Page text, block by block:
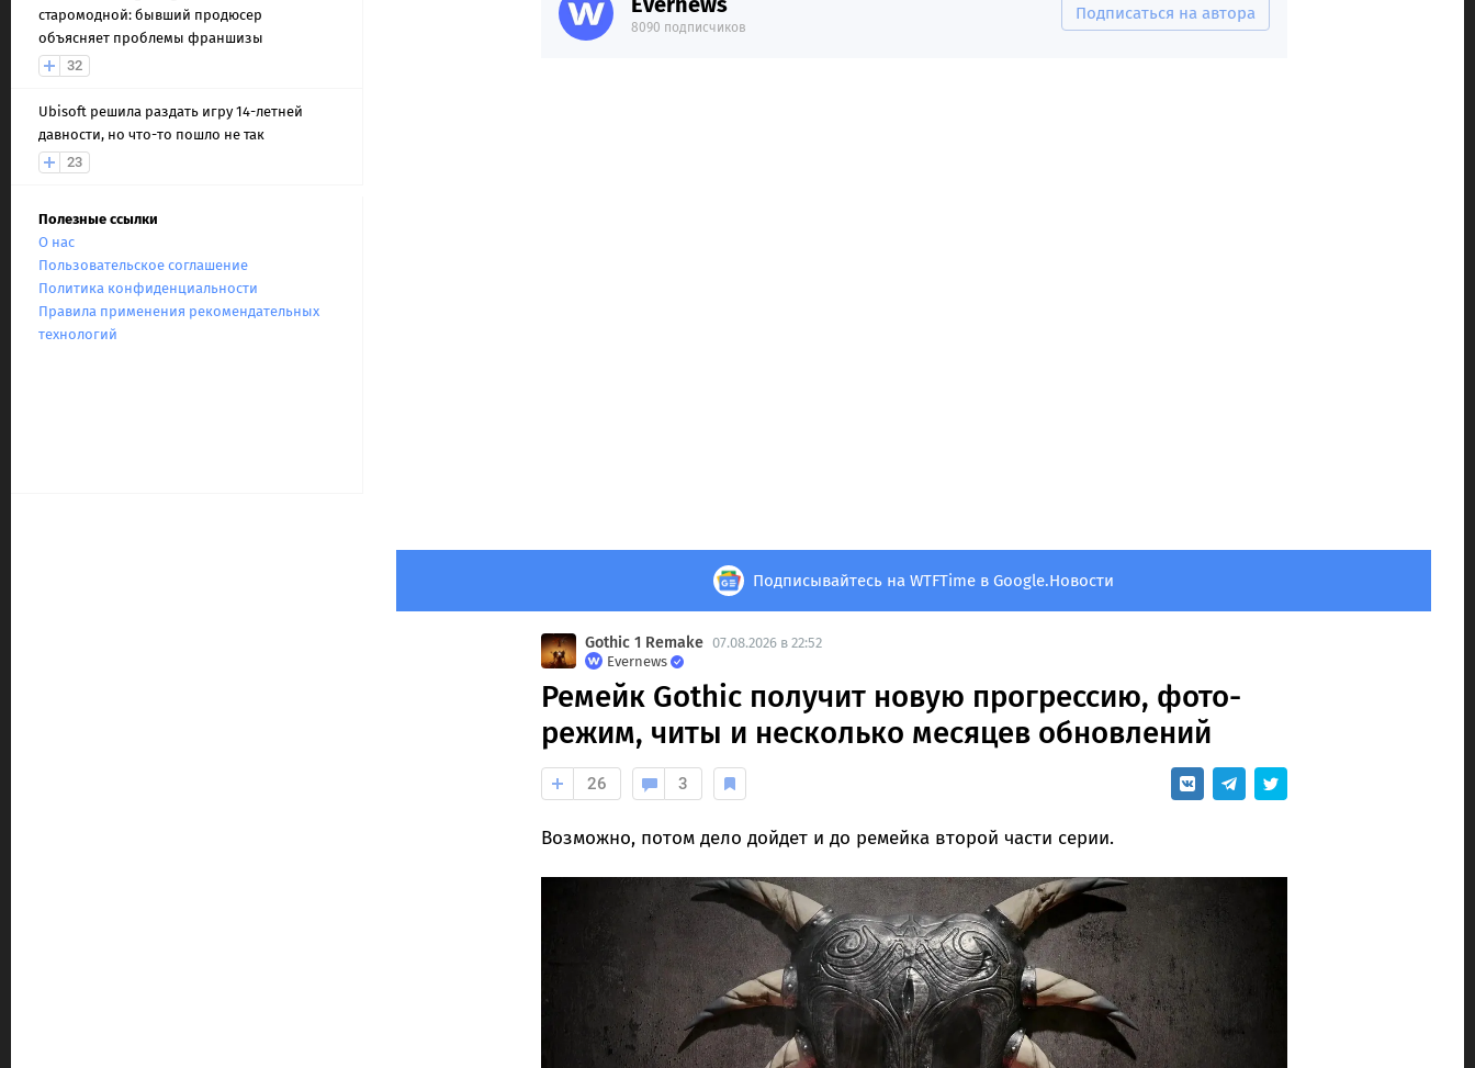
старомодной: бывший продюсер
объясняет проблемы франшизы
32
Ubisoft решила раздать игру 14-летней
давности, но что-то пошло не так
23
Полезные ссылки
О нас
Пользовательское соглашение
Политика конфиденциальности
Правила применения рекомендательных
технологий
8090 подписчиков
Подписаться на автора
Подписывайтесь на WTFTime в Google.Новости
Gothic 1 Remake 07.08.2026 в 22:52
Evernews
Ремейк Gothic получит новую прогрессию, фото-
режим, читы и несколько месяцев обновлений
26 3
Возможно, потом дело дойдет и до ремейка второй части серии.